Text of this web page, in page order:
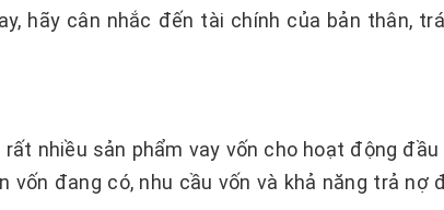
hãy cân nhắc đến tài chính của bản thân,
nhiều sản phẩm vay vốn cho hoạt động đầu
vốn đang có, nhu cầu vốn và khả năng trả nợ